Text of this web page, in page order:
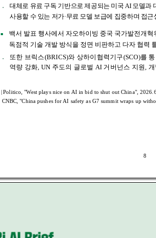
8
●
대체로 유료 구독 기반으로 제공되는 미국 AI 모델
사용할 수 있는 저가·무료 모델 보급에 집중하며 접
■
백서 발표 행사에서 자오하이빙 중국 국가발전개
독점적 기술 개발 방식을 정면 비판하고 다자 협력
●
또한 브릭스(BRICS)와 상하이협력기구(SCO)를
역량 강화, UN 주도의 글로벌 AI 거버넌스 지원,
Politico, "West plays nice on AI in bid to shut out China",
CNBC, "China pushes for AI safety as G7 summit wraps up